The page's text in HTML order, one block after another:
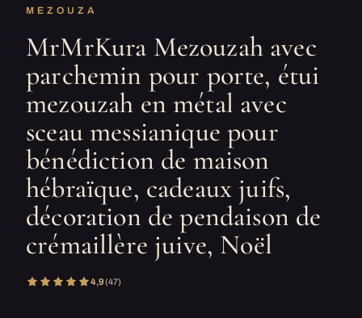
MEZOUZA
MrMrKura Mezouzah avec
parchemin pour porte, étui
mezouzah en métal avec
sceau messianique pour
bénédiction de maison
hébraïque, cadeaux juifs,
décoration de pendaison de
crémaillère juive, Noël
4,9(47)